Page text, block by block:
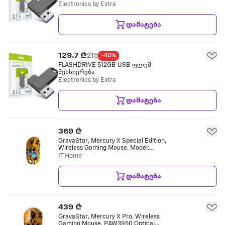
Electronics by Extra
დამატება
129.7 ₾215 -40%
FLASHDRIVE 512GB USB ფლეშ
მეხსიერება
Electronics by Extra
დამატება
369 ₾
GravaStar, Mercury X Special Edition,
Wireless Gaming Mouse, Model:
GS_X_YLW, Battle-Worn Yellow, Optical
მაუსი
IT Home
დამატება
439 ₾
GravaStar, Mercury X Pro, Wireless